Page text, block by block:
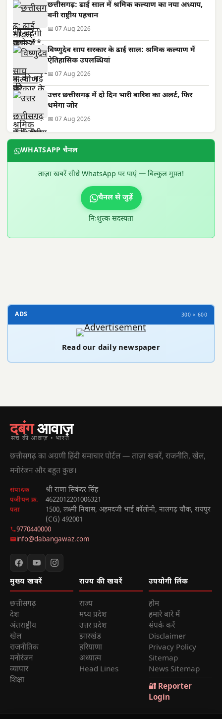
छत्तीसगढ़: ढाई साल में श्रमिक कल्याण का नया अध्याय,
बनी राष्ट्रीय पहचान
📅 07 Aug 2026
विष्णुदेव साय सरकार के ढाई साल: श्रमिक कल्याण में
ऐतिहासिक उपलब्धियां
📅 07 Aug 2026
उत्तर छत्तीसगढ़ में दो दिन भारी बारिश का अलर्ट, फिर
थमेगा जोर
📅 07 Aug 2026
WHATSAPP चैनल
ताज़ा खबरें सीधे WhatsApp पर पाएं — बिल्कुल मुफ़्त!
चैनल से जुड़ें
निःशुल्क सदस्यता
ADS 300 × 600
Read our daily newspaper
दबंगआवाज़
सच की आवाज़ • भारत
छत्तीसगढ़ का अग्रणी हिंदी समाचार पोर्टल — ताज़ा खबरें, राजनीति, खेल,
मनोरंजन और बहुत कुछ।
संपादक श्री राणा सिकंदर सिंह
पंजीयन क्र. 4622012201006321
पता
1500, लक्ष्मी निवास, अहमदजी भाई कॉलोनी, नालगढ़ चौक, रायपुर
(CG) 492001
9770440000
info@dabangawaz.com
मुख्य खबरें
छत्तीसगढ़
देश
अंतराष्ट्रीय
खेल
राजनीतिक
मनोरंजन
व्यापार
शिक्षा
राज्य की खबरें
राज्य
मध्य प्रदेश
उत्तर प्रदेश
झारखंड
हरियाणा
अध्यात्म
Head Lines
उपयोगी लिंक
होम
हमारे बारे में
संपर्क करें
Disclaimer
Privacy Policy
Sitemap
News Sitemap
🔐 Reporter
Login